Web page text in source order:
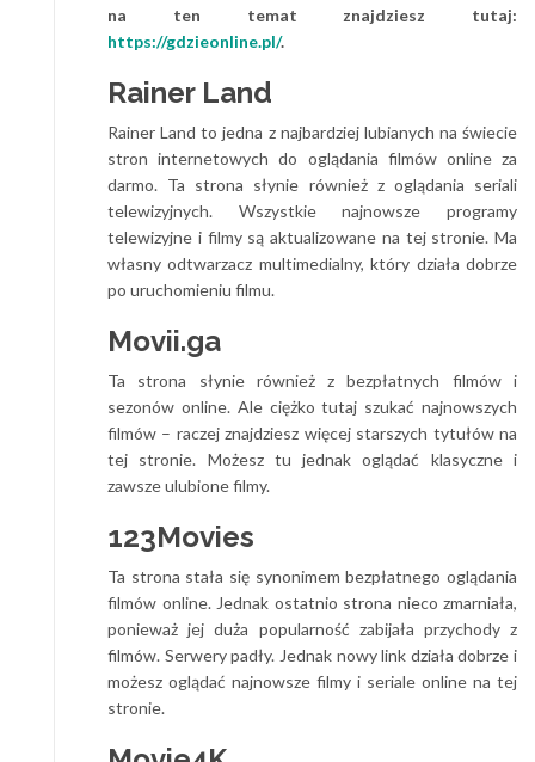
na ten temat znajdziesz tutaj:
https://gdzieonline.pl/.
Rainer Land
Rainer Land to jedna z najbardziej lubianych na świecie
stron internetowych do oglądania filmów online za
darmo. Ta strona słynie również z oglądania seriali
telewizyjnych. Wszystkie najnowsze programy
telewizyjne i filmy są aktualizowane na tej stronie. Ma
własny odtwarzacz multimedialny, który działa dobrze
po uruchomieniu filmu.
Movii.ga
Ta strona słynie również z bezpłatnych filmów i
sezonów online. Ale ciężko tutaj szukać najnowszych
filmów – raczej znajdziesz więcej starszych tytułówna
tej stronie. Możesz tu jednak oglądać klasyczne i
zawsze ulubione filmy.
123Movies
Ta strona stała się synonimem bezpłatnego oglądania
filmów online. Jednak ostatnio strona nieco zmarniała,
ponieważ jej duża popularność zabijała przychody z
filmów. Serwery padły. Jednak nowy link działa dobrze i
możesz oglądać najnowsze filmy i seriale online na tej
stronie.